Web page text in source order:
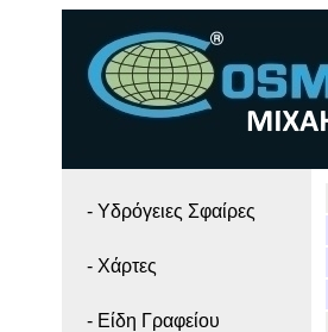
- Yδρόγειες Σφαίρες
- Χάρτες
- Είδη Γραφείου